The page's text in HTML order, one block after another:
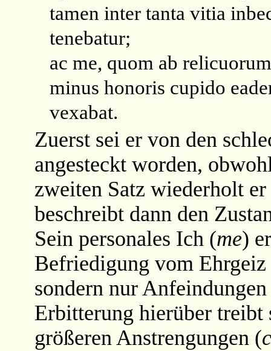
tamen inter tanta vitia
tenebatur;
ac me, quom ab
minus honoris cupido
vexabat.
Zuerst sei er von den
angesteckt worden,
zweiten Satz wiederholt
beschreibt dann den
Sein personales Ich (me)
Befriedigung vom Ehrgeiz
sondern nur
Erbitterung hierüber treibt
größeren Anstrengungen (